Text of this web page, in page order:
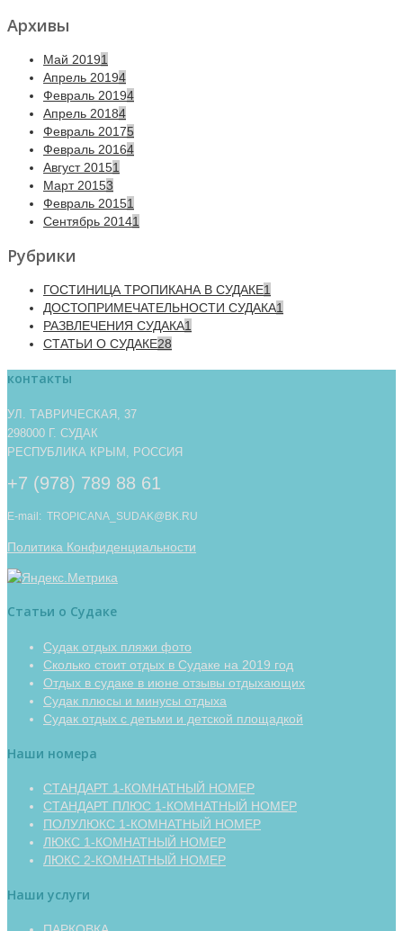
Архивы
Май 20191
Апрель 20194
Февраль 20194
Апрель 20184
Февраль 20175
Февраль 20164
Август 20151
Март 20153
Февраль 20151
Сентябрь 20141
Рубрики
ГОСТИНИЦА ТРОПИКАНА В СУДАКЕ1
ДОСТОПРИМЕЧАТЕЛЬНОСТИ СУДАКА1
РАЗВЛЕЧЕНИЯ СУДАКА1
СТАТЬИ О СУДАКЕ28
контакты
УЛ. ТАВРИЧЕСКАЯ, 37
298000 Г. СУДАК
РЕСПУБЛИКА КРЫМ, РОССИЯ
+7 (978) 789 88 61
E-mail: TROPICANA_SUDAK@BK.RU
Политика Конфиденциальности
Статьи о Судаке
Судак отдых пляжи фото
Сколько стоит отдых в Судаке на 2019 год
Отдых в судаке в июне отзывы отдыхающих
Судак плюсы и минусы отдыха
Судак отдых с детьми и детской площадкой
Наши номера
СТАНДАРТ 1-КОМНАТНЫЙ НОМЕР
СТАНДАРТ ПЛЮС 1-КОМНАТНЫЙ НОМЕР
ПОЛУЛЮКС 1-КОМНАТНЫЙ НОМЕР
ЛЮКС 1-КОМНАТНЫЙ НОМЕР
ЛЮКС 2-КОМНАТНЫЙ НОМЕР
Наши услуги